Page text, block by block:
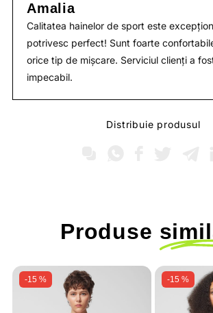
Amalia
Calitatea hainelor de sport este
potrivesc perfect! Sunt foarte
orice tip de mișcare. Serviciul clienți a
impecabil.
Distribuie produsul
Produse
-15 % -15 %